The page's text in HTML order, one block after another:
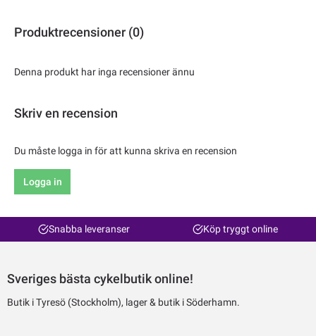
Produktrecensioner (0)
Denna produkt har inga recensioner ännu
Skriv en recension
Du måste logga in för att kunna skriva en recension
Logga in
Snabba leveranser Köp tryggt online
Sveriges bästa cykelbutik online!
Butik i Tyresö (Stockholm), lager & butik i Söderhamn.